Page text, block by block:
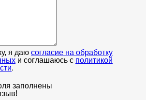
я даю согласие на обработку
и соглашаюсь с политикой
.
заполнены